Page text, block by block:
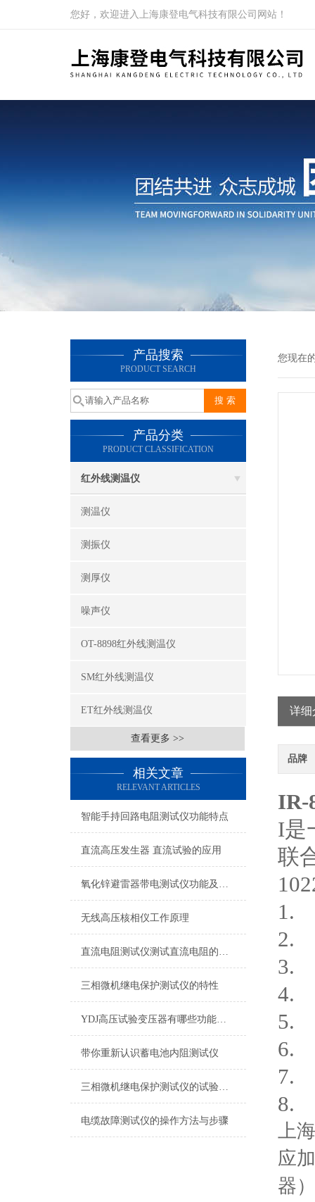
您好，欢迎进入上海康登电气科技有限公司网站！
产品搜索
PRODUCT SEARCH
产品分类
PRODUCT CLASSIFICATION
红外线测温仪
测温仪
测振仪
测厚仪
噪声仪
OT-8898红外线测温仪
SM红外线测温仪
ET红外线测温仪
查看更多 >>
相关文章
RELEVANT ARTICLES
智能手持回路电阻测试仪功能特点
直流高压发生器 直流试验的应用
氧化锌避雷器带电测试仪功能及特点
无线高压核相仪工作原理
直流电阻测试仪测试直流电阻的两种方法
三相微机继电保护测试仪的特性
YDJ高压试验变压器有哪些功能及用途
带你重新认识蓄电池内阻测试仪
三相微机继电保护测试仪的试验方法
电缆故障测试仪的操作方法与步骤
您现在
详细
品牌
IR-
I是
联
1.
2.
3.
4.
5.
6.
7.
8.
上
应
器